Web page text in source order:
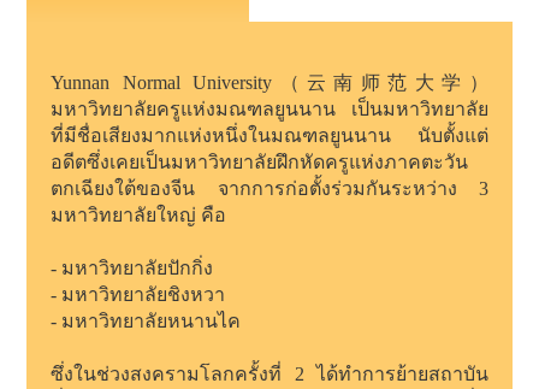
Yunnan Normal University（云南师范大学）
มหาวิทยาลัยครูแห่งมณฑลยูนนาน เป็นมหาวิทยาลัย
ที่มีชื่อเสียงมากแห่งหนึ่งในมณฑลยูนนาน นับตั้งแต่
อดีตซึ่งเคยเป็นมหาวิทยาลัยฝึกหัดครูแห่งภาคตะวัน
ตกเฉียงใต้ของจีน จากการก่อตั้งร่วมกันระหว่าง 3
มหาวิทยาลัยใหญ่ คือ
- มหาวิทยาลัยปักกิ่ง
- มหาวิทยาลัยชิงหวา
- มหาวิทยาลัยหนานไค
ซึ่งในช่วงสงครามโลกครั้งที่ 2 ได้ทำการย้ายสถาบัน